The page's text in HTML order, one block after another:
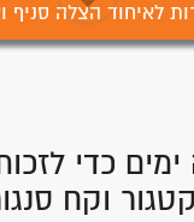
לאיחוד הצלה סניף
ימים כדי
קטגור וקח